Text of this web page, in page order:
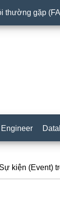
thường gặp
Engineer
kiện (Event)